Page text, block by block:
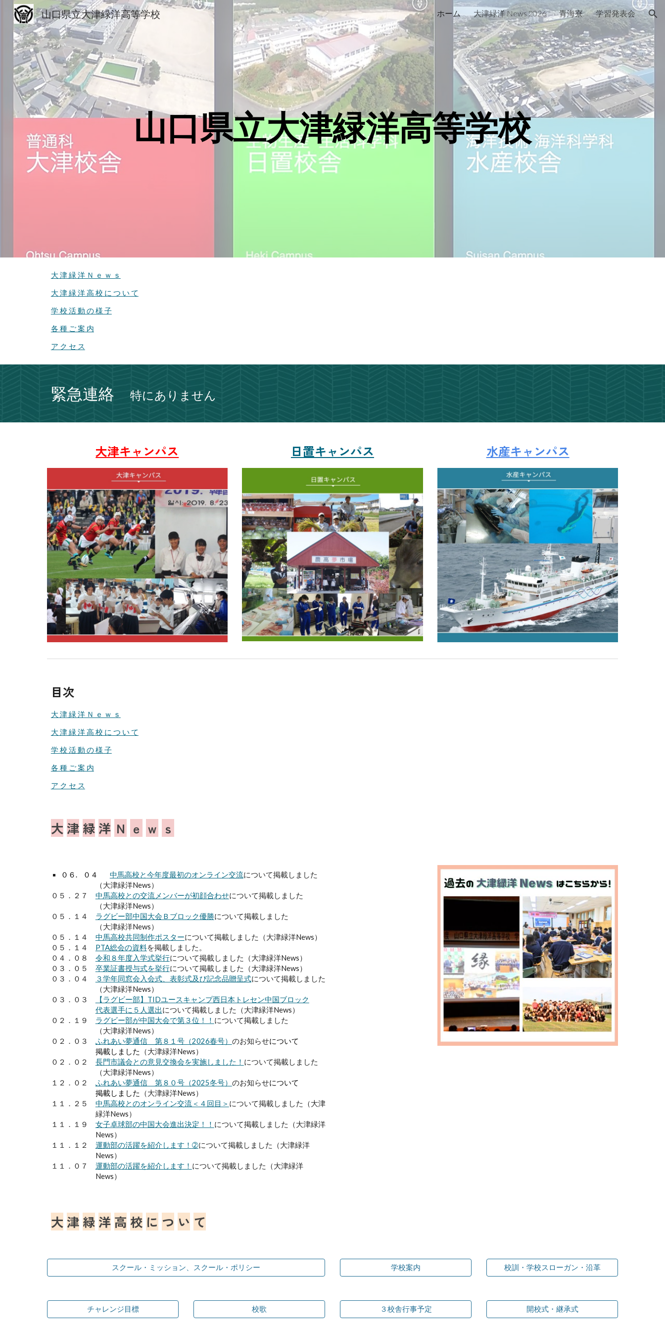
Skip to main content Skip to navigation
山口県立大津緑洋高等学校 ホーム 大津緑洋 News 2026 青海寮 学習発表会
山口県立大津緑洋高等学校
大 津 緑 洋 Ｎ ｅ ｗ ｓ
大 津 緑 洋 高 校 に つ い て
学 校 活 動 の 様 子
各 種 ご 案 内
ア ク セ ス
緊急連絡 特にありません
大津キャンパス 日置キャンパス 水産キャンパス
目次
大 津 緑 洋 Ｎ ｅ ｗ ｓ
大 津 緑 洋 高 校 に つ い て
学 校 活 動 の 様 子
各 種 ご 案 内
ア ク セ ス
大 津 緑 洋 Ｎ ｅ ｗ ｓ
０６. ０４ 中馬高校と今年度最初のオンライン交流について掲載しました
（大津緑洋News）
０ ５ ．２７ 中馬高校との交流メンバーが初顔合わせについて掲載しました
（大津緑洋News）
０５．１４ ラグビー部中国大会Ｂブロック優勝について掲載しました
（大津緑洋News）
０５．１４ 中馬高校共同制作ポスターについて掲載しました（大津緑洋News）
０ ５ ． １４ PTA総会の資料を掲載しました。
０ ４ ．０ ８ 令和８年度入学式挙行について掲載しました（大津緑洋News）
０３．０ ５ 卒業証書授与式を挙行について掲載しました（大津緑洋News）
０ ３ ． ０４ ３学年同窓会入会式、表彰式及び記念品贈呈式について掲載しました
（大津緑洋News）
０ ３ ． ０３
【ラグビー部】TIDユースキャンプ西日本トレセン中国ブロック
代表選手に５人選出について掲載しました（大津緑洋News）
０２． １９ ラグビー部が中国大会で第３位！！ について掲載しました
（大津緑洋News）
０ ２．０ ３ ふれあい夢通信 第８ １ 号（2026春号） のお知らせについて
掲載しました
（大津緑洋News）
０２．０２
長門市議会との意見交換会を実施しました！ について掲載しました
（大津緑洋News）
１２ ．０２ ふれあい夢通信 第８０号（2025冬号） のお知らせについて
掲載しました
（大津緑洋News）
１１． ２５ 中馬高校とのオンライン交流＜４回目＞ について掲載しました（大津
緑洋News）
１１．１ ９ 女子卓球部の中国大会進出決定！！ について掲載しました（大津緑洋
News）
１１． １２ 運動部の活躍を紹介します！ ➁について掲載しました（大津緑洋
News）
１ １ ． ０７ 運動部の活躍を紹介します！ について掲載しました（大津緑洋
News）
大 津 緑 洋 高 校 に つ い て
スクール・ミッション、スクール・ポリシー 学校案内 校訓・学校スローガン・沿革
チャレンジ目標 校歌 ３校舎行事予定 開校式・継承式